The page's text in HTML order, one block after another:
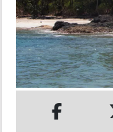
MULTIMEDIA
IMPRESO